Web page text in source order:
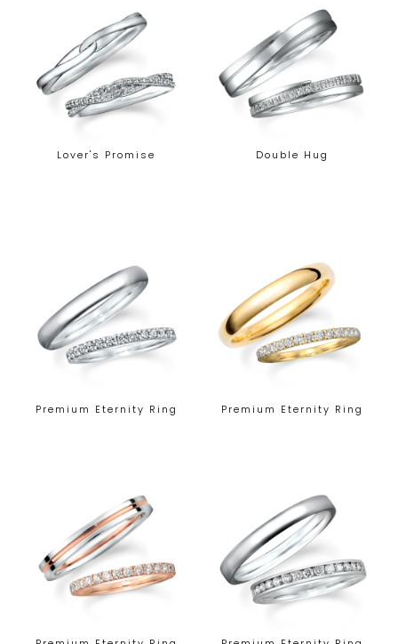
Lover's Promise Double Hug
Premium Eternity Ring Premium Eternity Ring